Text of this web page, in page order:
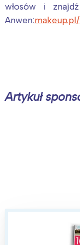
włosów i
Anwen:
Artykuł